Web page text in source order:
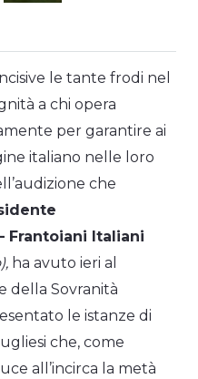
le tante frodi nel
a chi opera
per garantire ai
italiano nelle loro
che
Frantoiani Italiani
ha avuto ieri al
della Sovranità
le istanze di
che, come
all’incirca la metà